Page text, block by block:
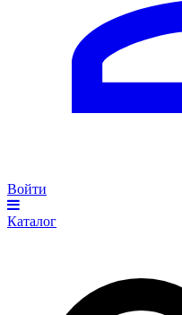
Войти
Каталог